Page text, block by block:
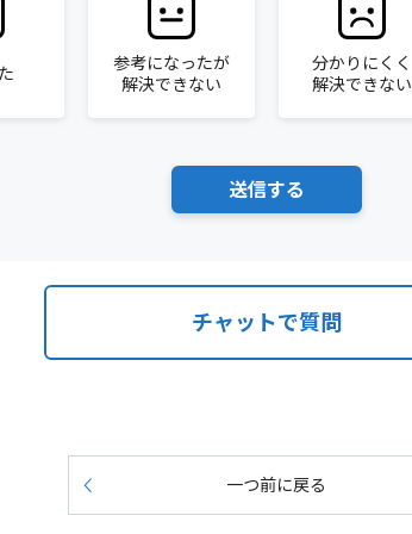
参考になったが
解決できない
分かりにくく
解決できない
チャットで質問
一つ前に戻る